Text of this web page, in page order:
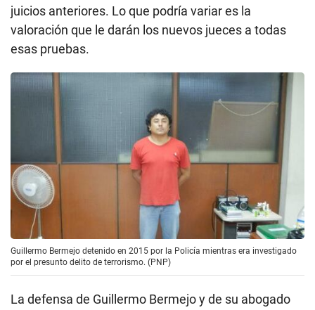
juicios anteriores. Lo que podría variar es la
valoración que le darán los nuevos jueces a todas
esas pruebas.
Guillermo Bermejo detenido en 2015 por la Policía mientras era investigado
por el presunto delito de terrorismo. (PNP)
La defensa de Guillermo Bermejo y de su abogado